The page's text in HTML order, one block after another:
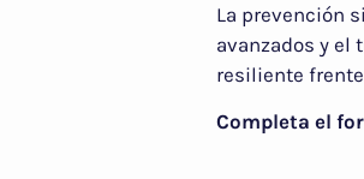
La prevención
avanzados y el
resiliente
Completa el